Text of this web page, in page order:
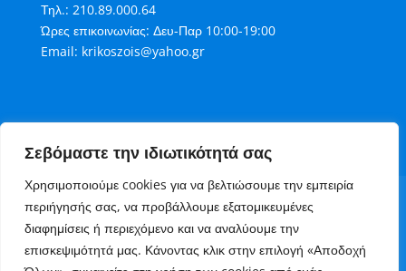
Σεβόμαστε την ιδιωτικότητά σας
Χρησιμοποιούμε cookies για να βελτιώσουμε την εμπειρία
περιήγησής σας, να προβάλλουμε εξατομικευμένες
διαφημίσεις ή περιεχόμενο και να αναλύουμε την
επισκεψιμότητά μας. Κάνοντας κλικ στην επιλογή «Αποδοχή
Τηλ.: 210.89.000.64
Ώρες επικοινωνίας: Δευ-Παρ 10:00-19:00
Email: krikoszois@yahoo.gr
Όροι Χρήσης
Πολιτική Cookies
Πολιτική Απορρήτου
Τρόποι Συνεισφοράς στον Κρίκο Ζωής
Επικοινωνία